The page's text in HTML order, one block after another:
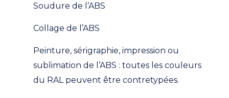
Soudure de l’ABS
Collage de l’ABS
Peinture, sérigraphie, impression ou
sublimation de l’ABS : toutes les couleurs
du RAL peuvent être contretypées.